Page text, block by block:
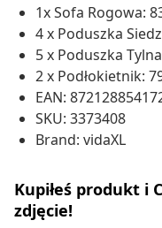
1x Sofa Rogowa:
4 x Poduszka
5 x Poduszka
2 x Podłokietnik:
EAN:
SKU: 3373408
Brand: vidaXL
Kupiłeś produkt i
zdjęcie!